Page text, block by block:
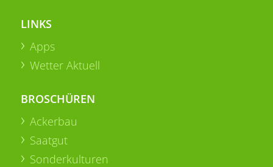
LINKS
Apps
Wetter Aktuell
BROSCHÜREN
Ackerbau
Saatgut
Sonderkulturen